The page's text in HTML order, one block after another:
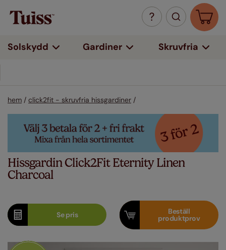
Solskydd Gardiner Skruvfria
hem / click2fit - skruvfria hissgardiner /
Hissgardin Click2Fit Eternity Linen
Charcoal
Sepris Beställ
produktprov